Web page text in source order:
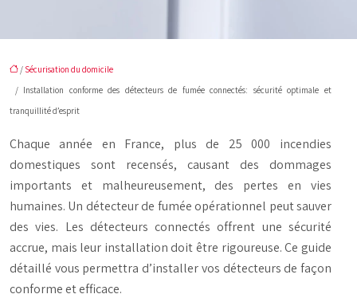
/ Sécurisation du domicile
/ Installation conforme des détecteurs de fumée connectés: sécurité optimale et
tranquillité d’esprit
Chaque année en France, plus de 25 000 incendies
domestiques sont recensés, causant des dommages
importants et malheureusement, des pertes en vies
humaines. Un détecteur de fumée opérationnel peut sauver
des vies. Les détecteurs connectés offrent une sécurité
accrue, mais leur installation doit être rigoureuse. Ce guide
détaillé vous permettra d’installer vos détecteurs de façon
conforme et efficace.